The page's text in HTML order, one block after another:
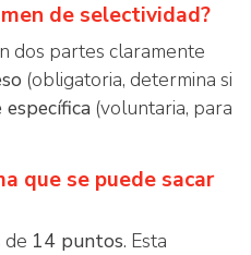
de selectividad?
dos partes claramente
(obligatoria, determina si
específica (voluntaria, para
que se puede sacar
de 14 puntos. Esta